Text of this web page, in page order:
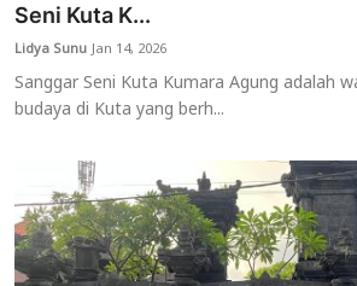
Seni Kuta K...
Lidya SunuJan 14, 2026
Sanggar Seni Kuta Kumara Agung adalah
budaya di Kuta yang berh...